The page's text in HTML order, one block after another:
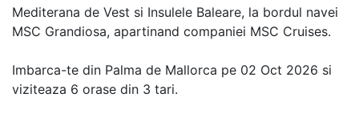
Mediterana de Vest si Insulele Baleare, la bordul navei
MSC Grandiosa, apartinand companiei MSC Cruises.
Imbarca-te din Palma de Mallorca pe 02 Oct 2026 si
viziteaza 6 orase din 3 tari.